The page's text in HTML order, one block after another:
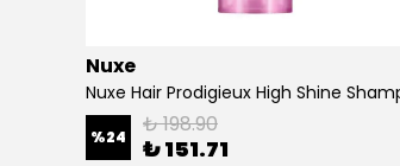
Nuxe
%24 ₺ 198.90
₺ 151.71